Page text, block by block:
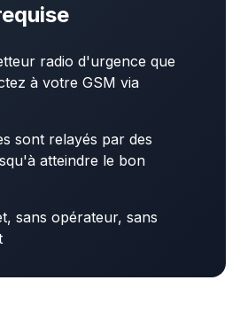
radio d'urgence que
à votre GSM via
sont relayés par des
atteindre le bon
sans opérateur, sans